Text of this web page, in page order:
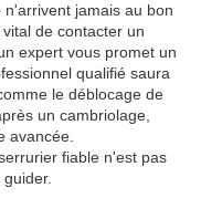
jamais au bon
de contacter un
expert vous promet un
qualifié saura
le déblocage de
un cambriolage,
avancée.
fiable n'est pas